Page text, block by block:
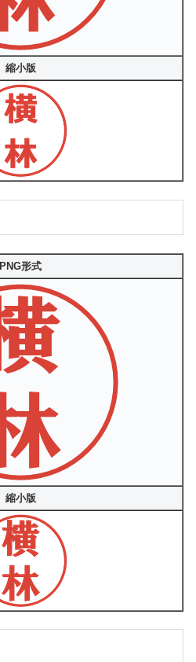
縮小版
PNG形式
縮小版